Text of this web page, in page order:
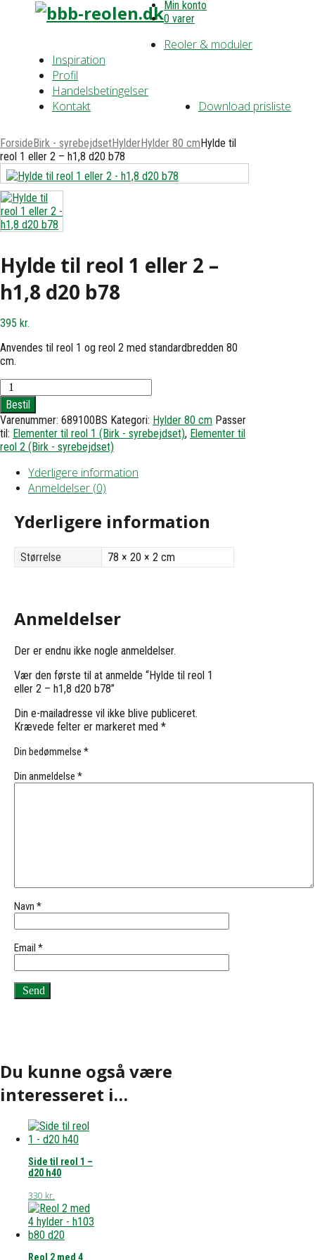
Min konto
0 varer
Reoler & moduler
Inspiration
Profil
Handelsbetingelser
Download prisliste
Kontakt
ForsideBirk - syrebejdsetHylderHylder 80 cmHylde til
reol 1 eller 2 – h1,8 d20 b78
Hylde til reol 1 eller 2 –
h1,8 d20 b78
395 kr.
Anvendes til reol 1 og reol 2 med standardbredden 80
cm.
Hylde
til
reol
1
eller
2
Bestil
Varenummer: 689100BS Kategori: Hylder 80 cm Passer
til: Elementer til reol 1 (Birk - syrebejdset), Elementer til
reol 2 (Birk - syrebejdset)
Yderligere information
Anmeldelser (0)
Yderligere information
Størrelse 78 × 20 × 2 cm
Anmeldelser
Der er endnu ikke nogle anmeldelser.
Vær den første til at anmelde “Hylde til reol 1
eller 2 – h1,8 d20 b78”
Din e-mailadresse vil ikke blive publiceret.
Krævede felter er markeret med *
Din bedømmelse *
Din anmeldelse *
Navn *
Email *
Du kunne også være
interesseret i…
Side til reol 1 –
d20 h40
330 kr.
Reol 2 med 4